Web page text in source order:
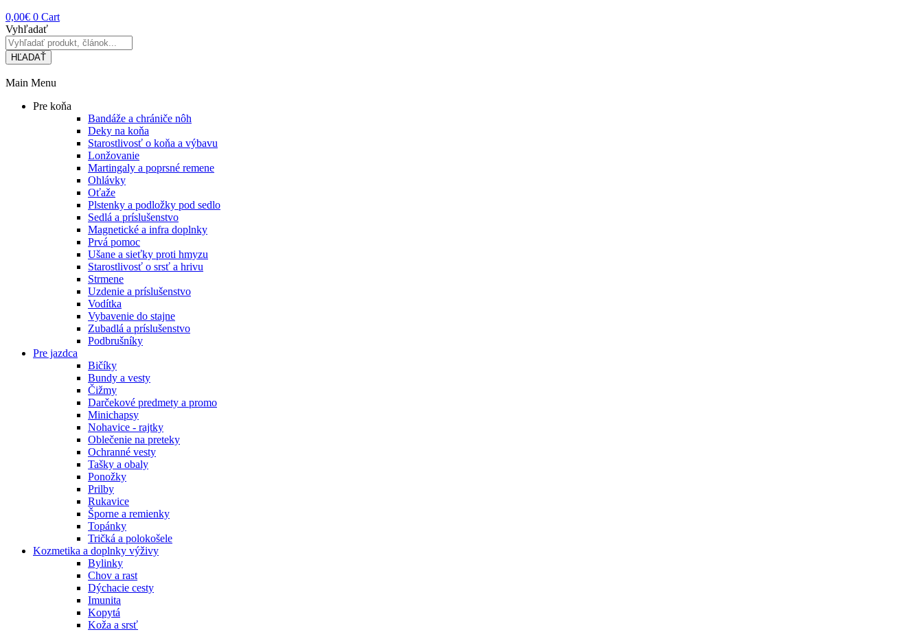
0,00€ 0 Cart
Vyhľadať
HĽADAŤ
Main Menu
Pre koňa
Bandáže a chrániče nôh
Deky na koňa
Starostlivosť o koňa a výbavu
Lonžovanie
Martingaly a poprsné remene
Ohlávky
Oťaže
Plstenky a podložky pod sedlo
Sedlá a príslušenstvo
Magnetické a infra doplnky
Prvá pomoc
Ušane a sieťky proti hmyzu
Starostlivosť o srsť a hrivu
Strmene
Uzdenie a príslušenstvo
Vodítka
Vybavenie do stajne
Zubadlá a príslušenstvo
Podbrušníky
Pre jazdca
Bičíky
Bundy a vesty
Čižmy
Darčekové predmety a promo
Minichapsy
Nohavice - rajtky
Oblečenie na preteky
Ochranné vesty
Tašky a obaly
Ponožky
Prilby
Rukavice
Šporne a remienky
Topánky
Tričká a polokošele
Kozmetika a doplnky výživy
Bylinky
Chov a rast
Dýchacie cesty
Imunita
Kopytá
Koža a srsť